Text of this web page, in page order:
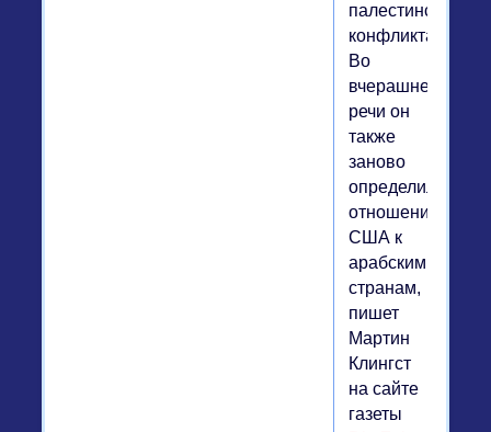
палестинского
конфликта.
Во
вчерашней
речи он
также
заново
определил
отношение
США к
арабским
странам,
пишет
Мартин
Клингст
на сайте
газеты